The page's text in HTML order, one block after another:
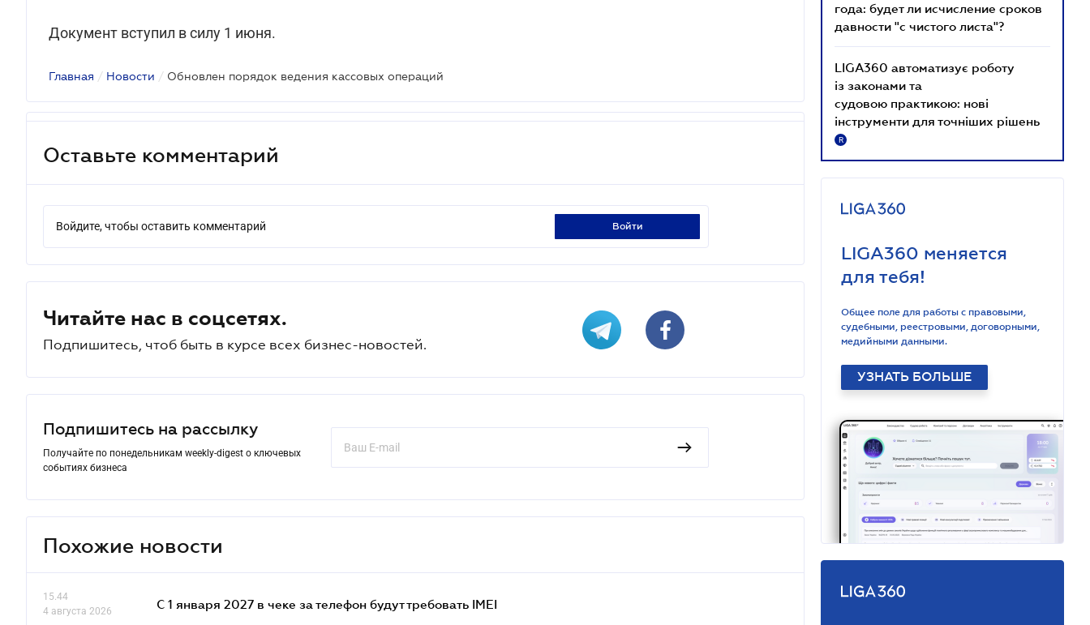
Документ вступил в силу 1 июня.
Главная / Новости / Обновлен порядок ведения кассовых операций
Оставьте комментарий
Войдите, чтобы оставить комментарий войти
Читайте нас в соцсетях.
Подпишитесь, чтоб быть в курсе всех бизнес-новостей.
Подпишитесь на рассылку
Получайте по понедельникам weekly-digest о ключевых
событиях бизнеса
Похожие новости
15.44
4 августа 2026
С 1 января 2027 в чеке за телефон будут требовать IMEI
года: будет ли исчисление сроков
давности "с чистого листа"?
LIGA360 автоматизує роботу
із законами та
судовою практикою: нові
інструменти для точніших рішень
R
LIGA360 меняется
для тебя!
Общее поле для работы с правовыми,
судебными, реестровыми, договорными,
медийными данными.
УЗНАТЬ БОЛЬШЕ